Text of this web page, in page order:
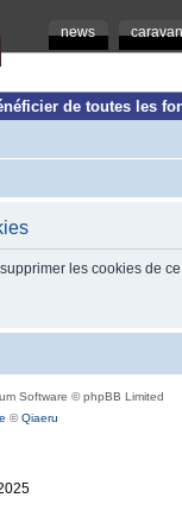
news caravan
de toutes les
les cookies de
Software © phpBB Limited
©Qiaeru